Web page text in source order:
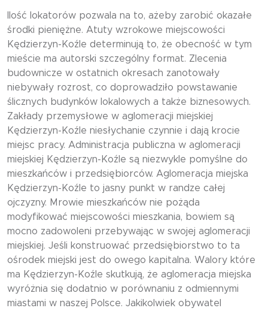
Ilość lokatorów pozwala na to, ażeby zarobić okazałe
środki pieniężne. Atuty wzrokowe miejscowości
Kędzierzyn-Koźle determinują to, że obecność w tym
mieście ma autorski szczególny format. Zlecenia
budownicze w ostatnich okresach zanotowały
niebywały rozrost, co doprowadziło powstawanie
ślicznych budynków lokalowych a także biznesowych.
Zakłady przemysłowe w aglomeracji miejskiej
Kędzierzyn-Koźle niesłychanie czynnie i dają krocie
miejsc pracy. Administracja publiczna w aglomeracji
miejskiej Kędzierzyn-Koźle są niezwykle pomyślne do
mieszkańców i przedsiębiorców. Aglomeracja miejska
Kędzierzyn-Koźle to jasny punkt w randze całej
ojczyzny. Mrowie mieszkańców nie pożąda
modyfikować miejscowości mieszkania, bowiem są
mocno zadowoleni przebywając w swojej aglomeracji
miejskiej. Jeśli konstruować przedsiębiorstwo to ta
ośrodek miejski jest do owego kapitalna. Walory które
ma Kędzierzyn-Koźle skutkują, że aglomeracja miejska
wyróżnia się dodatnio w porównaniu z odmiennymi
miastami w naszej Polsce. Jakikolwiek obywatel